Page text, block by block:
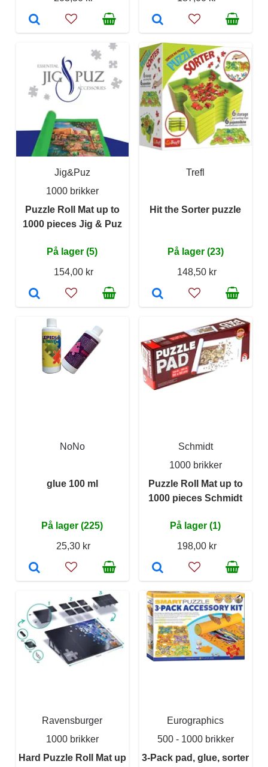
Jig&Puz
1000 brikker
Puzzle Roll Mat up to
1000 pieces Jig & Puz
På lager (5)
154,00 kr
Trefl
Hit the Sorter puzzle
På lager (23)
148,50 kr
NoNo
glue 100 ml
På lager (225)
25,30 kr
Schmidt
1000 brikker
Puzzle Roll Mat up to
1000 pieces Schmidt
På lager (1)
198,00 kr
Ravensburger
1000 brikker
Hard Puzzle Roll Mat up
Eurographics
500 - 1000 brikker
3-Pack pad, glue, sorter